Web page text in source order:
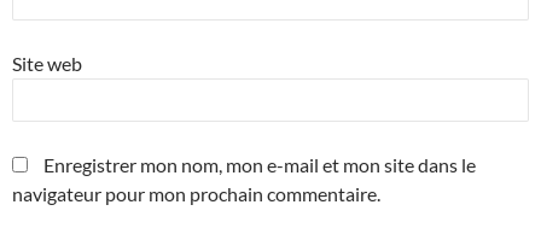
Site web
Enregistrer mon nom, mon e-mail et mon site dans le
navigateur pour mon prochain commentaire.